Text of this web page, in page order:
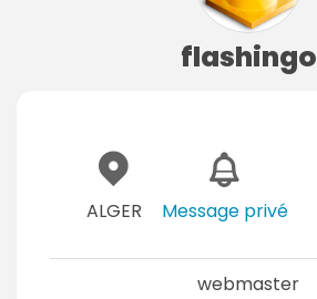
flashingo
ALGER Message privé
webmaster